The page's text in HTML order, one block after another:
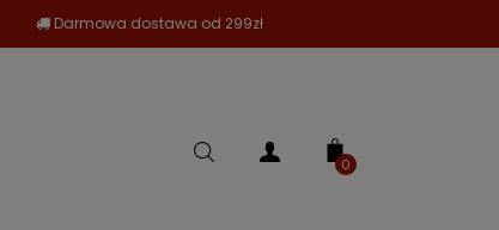
Darmowa dostawa od 299zł
0